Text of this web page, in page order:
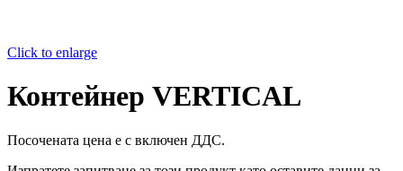
Click to enlarge
Контейнер VERTICAL
Посочената цена е с включен ДДС.